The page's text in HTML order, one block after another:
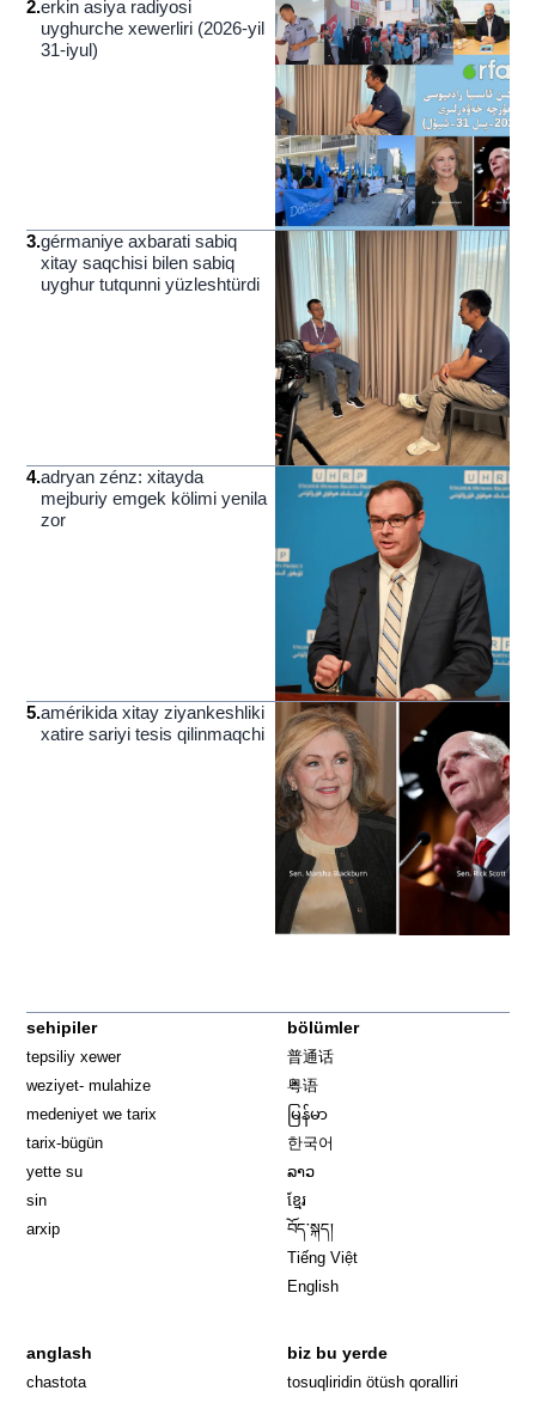
2.erkin asiya radiyosi
uyghurche xewerliri (2026-yil
31-iyul)
3.gérmaniye axbarati sabiq
xitay saqchisi bilen sabiq
uyghur tutqunni yüzleshtürdi
4.adryan zénz: xitayda
mejburiy emgek kölimi yenila
zor
5.amérikida xitay ziyankeshliki
xatire sariyi tesis qilinmaqchi
sehipiler
tepsiliy xewer
weziyet- mulahize
medeniyet we tarix
tarix-bügün
yette su
sin
arxip
bölümler
普通话
粤语
မြန်မာ
한국어
ລາວ
ខ្មែរ
བོད་སྐད།
Tiếng Việt
English
anglash
chastota
biz bu yerde
tosuqliridin ötüsh qoralliri